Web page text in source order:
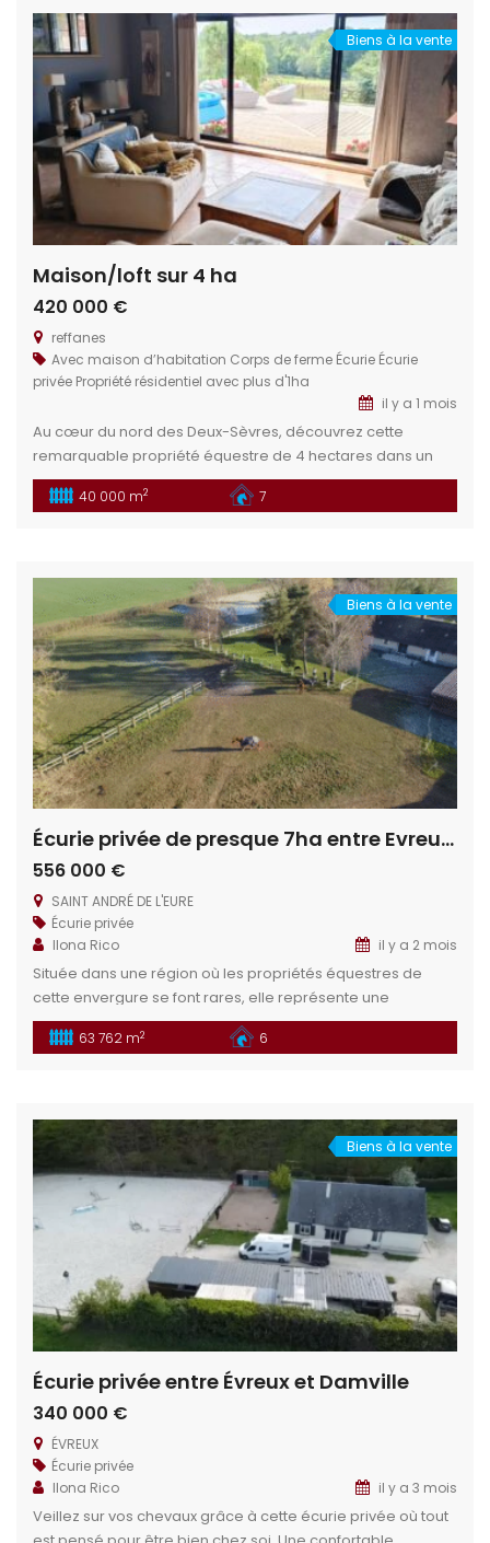
[…]
Biens à la vente
Maison/loft sur 4 ha
420 000 €
reffanes
Avec maison d’habitation Corps de ferme Écurie Écurie
privée Propriété résidentiel avec plus d'1ha
il y a 1 mois
Au cœur du nord des Deux-Sèvres, découvrez cette
remarquable propriété équestre de 4 hectares dans un
cadre idéal pour les passionnés d’équitation et de nature.
Un bien rare, alliant fonctionnalité, charme et fort potentiel
trouve à proximité du […]
40 000 m2 7
Biens à la vente
Écurie privée de presque 7ha entre Evreux et Dreux
556 000 €
SAINT ANDRÉ DE L'EURE
Écurie privée
Ilona Rico
il y a 2 mois
Située dans une région où les propriétés équestres de
cette envergure se font rares, elle représente une
opportunité unique. Ne manquez pas cette occasion rare
de vivre votre passion dans un cadre idyllique. Situation
19km (20 min) d’Évreux 10km de Damville […]
63 762 m2 6
Biens à la vente
Écurie privée entre Évreux et Damville
340 000 €
ÉVREUX
Écurie privée
Ilona Rico
il y a 3 mois
Veillez sur vos chevaux grâce à cette écurie privée où tout